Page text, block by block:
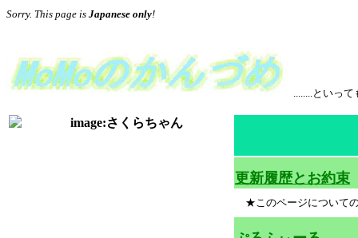
Sorry. This page is Japanese only!
........といっ
更新履歴とお約束
★このページについて